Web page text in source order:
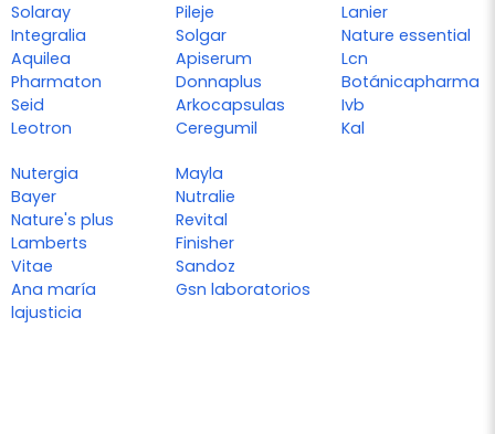
Solaray
Integralia
Aquilea
Pharmaton
Seid
Leotron
Pileje
Solgar
Apiserum
Donnaplus
Arkocapsulas
Ceregumil
Lanier
Nature essential
Lcn
Botánicapharma
Ivb
Kal
Nutergia
Bayer
Nature's plus
Lamberts
Vitae
Ana maría
lajusticia
Mayla
Nutralie
Revital
Finisher
Sandoz
Gsn laboratorios